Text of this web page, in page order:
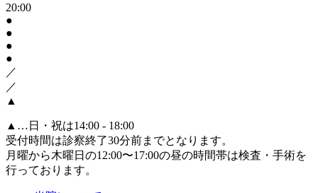
20:00
●
●
●
●
／
／
▲
▲ …日・祝は14:00 - 18:00
受付時間は診察終了30分前までとなります。
月曜から木曜日の12:00〜17:00の昼の時間帯は検査・手術を
行っております。